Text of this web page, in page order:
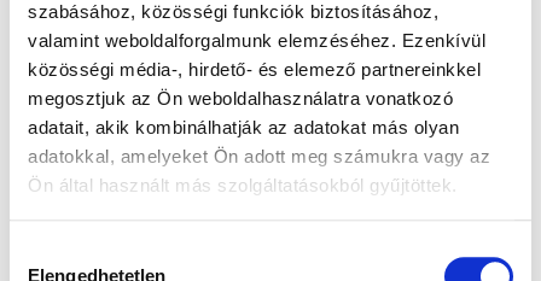
szabásához, közösségi funkciók biztosításához,
valamint weboldalforgalmunk elemzéséhez. Ezenkívül
közösségi média-, hirdető- és elemező partnereinkkel
megosztjuk az Ön weboldalhasználatra vonatkozó
adatait, akik kombinálhatják az adatokat más olyan
adatokkal, amelyeket Ön adott meg számukra vagy az
Ön által használt más szolgáltatásokból gyűjtöttek.
Elengedhetetlen